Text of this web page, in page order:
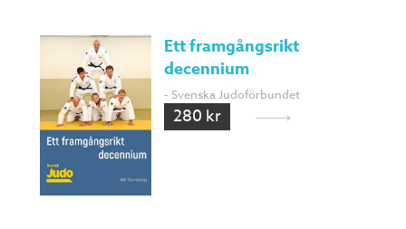
Ett framgångsrikt
decennium
- Svenska Judoförbundet
280 kr